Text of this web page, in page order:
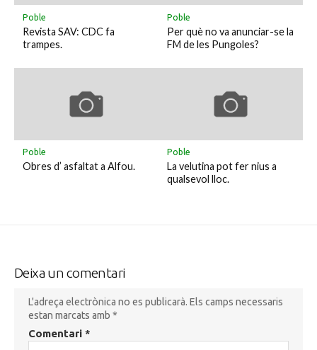
Poble
Revista SAV: CDC fa
trampes.
Poble
Per què no va anunciar-se la
FM de les Pungoles?
Poble
Obres d’ asfaltat a Alfou.
Poble
La velutina pot fer nius a
qualsevol lloc.
Deixa un comentari
L'adreça electrònica no es publicarà. Els camps necessaris
estan marcats amb *
Comentari *